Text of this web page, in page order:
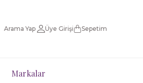
Üye Girişi Sepetim
Markalar